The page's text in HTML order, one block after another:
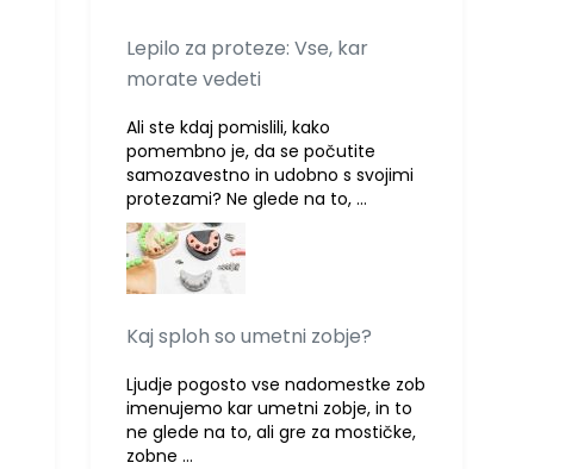
Lepilo za proteze: Vse, kar
morate vedeti
Ali ste kdaj pomislili, kako
pomembno je, da se počutite
samozavestno in udobno s svojimi
protezami? Ne glede na to, …
Kaj sploh so umetni zobje?
Ljudje pogosto vse nadomestke zob
imenujemo kar umetni zobje, in to
ne glede na to, ali gre za mostičke,
zobne …